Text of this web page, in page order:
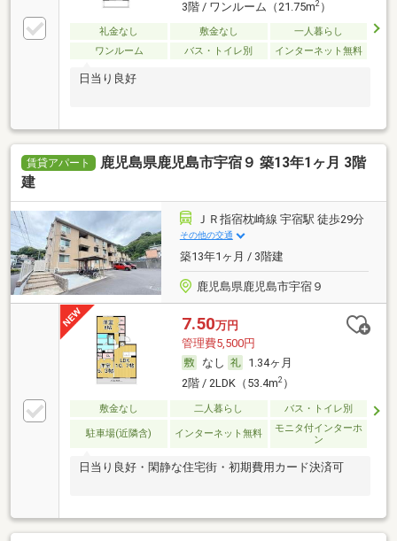
3階 / ワンルーム（21.75m2）
礼金なし 敷金なし
一人暮らし
ワンルーム
バス・トイレ別 インターネット無料
日当り良好
賃貸アパート
鹿児島県鹿児島市宇宿９ 築13年1ヶ月 3階
建
ＪＲ指宿枕崎線 宇宿駅 徒歩29分
その他の交通
築13年1ヶ月 / 3階建
鹿児島県鹿児島市宇宿９
7.50万円
管理費5,500円
なし
1.34ヶ月
2階 / 2LDK（53.4m2）
敷金なし 二人暮らし バス・トイレ別
駐車場(近隣含) インターネット無料
モニタ付インターホ
ン
日当り良好・閑静な住宅街・初期費用カード決済可